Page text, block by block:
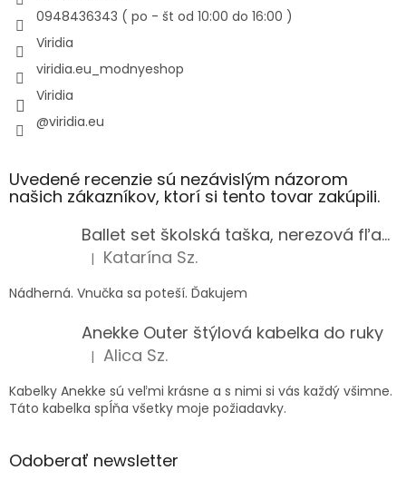
0948436343 ( po - št od 10:00 do 16:00 )
Viridia
viridia.eu_modnyeshop
Viridia
@viridia.eu
Uvedené recenzie sú nezávislým názorom
našich zákazníkov, ktorí si tento tovar zakúpili.
Ballet set školská taška, nerezová fľaša a plný peračník s motívom baletky pre dievča
Hodnotenie produktu je 5 z 5 hviezdičiek.
| Katarína Sz.
Nádherná. Vnučka sa poteší. Ďakujem
Anekke Outer štýlová kabelka do ruky
Hodnotenie produktu je 5 z 5 hviezdičiek.
| Alica Sz.
Kabelky Anekke sú veľmi krásne a s nimi si vás každý všimne.
Táto kabelka spĺňa všetky moje požiadavky.
Odoberať newsletter